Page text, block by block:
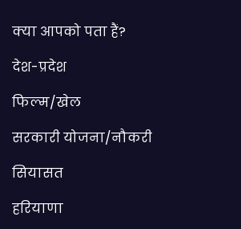
क्या आपको पता हैं?
देश-प्रदेश
फिल्म/खेल
सरकारी योजना/नौकरी
सियासत
हरियाणा